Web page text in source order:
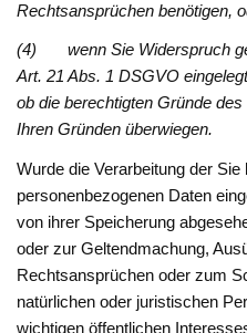
Rechtsansprüchen benötigen,
(4) wenn Sie Widerspruch
Art. 21 Abs. 1 DSGVO
ob die berechtigten Gründe
Ihren Gründen überwiegen.
Wurde die Verarbeitung der Sie
personenbezogenen Daten
von ihrer Speicherung
oder zur Geltendmachung,
Rechtsansprüchen oder zum
natürlichen oder juristischen
wichtigen öffentlichen